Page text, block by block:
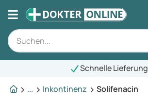
Schnelle Lieferung
...
Inkontinenz Solifenacin